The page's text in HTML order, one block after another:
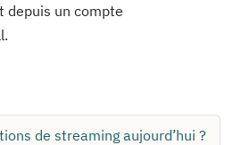
depuis un compte
de streaming aujourd’hui ?